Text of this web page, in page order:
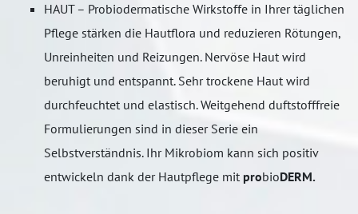
HAUT – Probiodermatische Wirkstoffe in Ihrer täglichen
Pflege stärken die Hautflora und reduzieren Rötungen,
Unreinheiten und Reizungen. Nervöse Haut wird
beruhigt und entspannt. Sehr trockene Haut wird
durchfeuchtet und elastisch. Weitgehend duftstofffreie
Formulierungen sind in dieser Serie ein
Selbstverständnis. Ihr Mikrobiom kann sich positiv
entwickeln dank der Hautpflege mit probioDERM.